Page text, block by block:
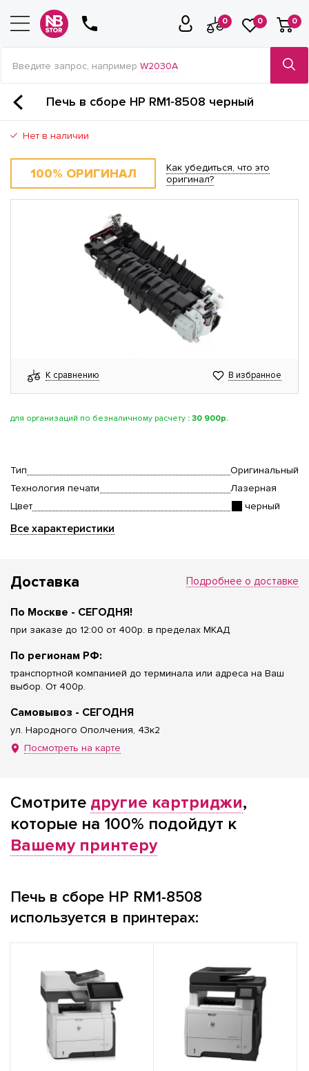
0 0 0
Введите запрос, например W2030A
Печь в сборе HP RM1-8508 черный
Нет в наличии
100% ОРИГИНАЛ
Как убедиться, что это
оригинал?
К сравнению В избранное
для организаций по безналичному расчету : 30 900р.
Тип
Оригинальный
Технология печати
Лазерная
Цвет
черный
Все характеристики
Доставка
По Москве - СЕГОДНЯ!
при заказе до 12:00 от 400р. в пределах МКАД
По регионам РФ:
транспортной компанией до терминала или адреса на Ваш
выбор. От 400р.
Самовывоз - СЕГОДНЯ
ул. Народного Ополчения, 43к2
Посмотреть на карте
Подробнее о доставке
Смотрите другие картриджи,
которые на 100% подойдут к
Вашему принтеру
Печь в сборе HP RM1-8508
используется в принтерах: